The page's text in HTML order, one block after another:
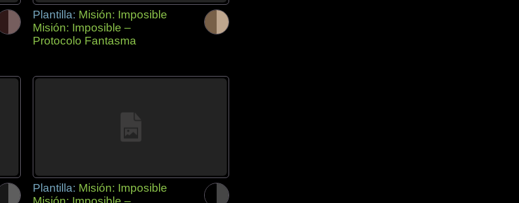
Plantilla: Misión: Imposible
Misión: Imposible –
Protocolo Fantasma
Plantilla: Misión: Imposible